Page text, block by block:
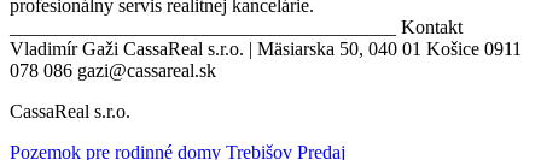
profesionálny servis realitnej kancelárie.
________________________________________ Kontakt
Vladimír Gaži CassaReal s.r.o. | Mäsiarska 50, 040 01 Košice 0911
078 086 gazi@cassareal.sk
CassaReal s.r.o.
Pozemok pre rodinné domy Trebišov Predaj